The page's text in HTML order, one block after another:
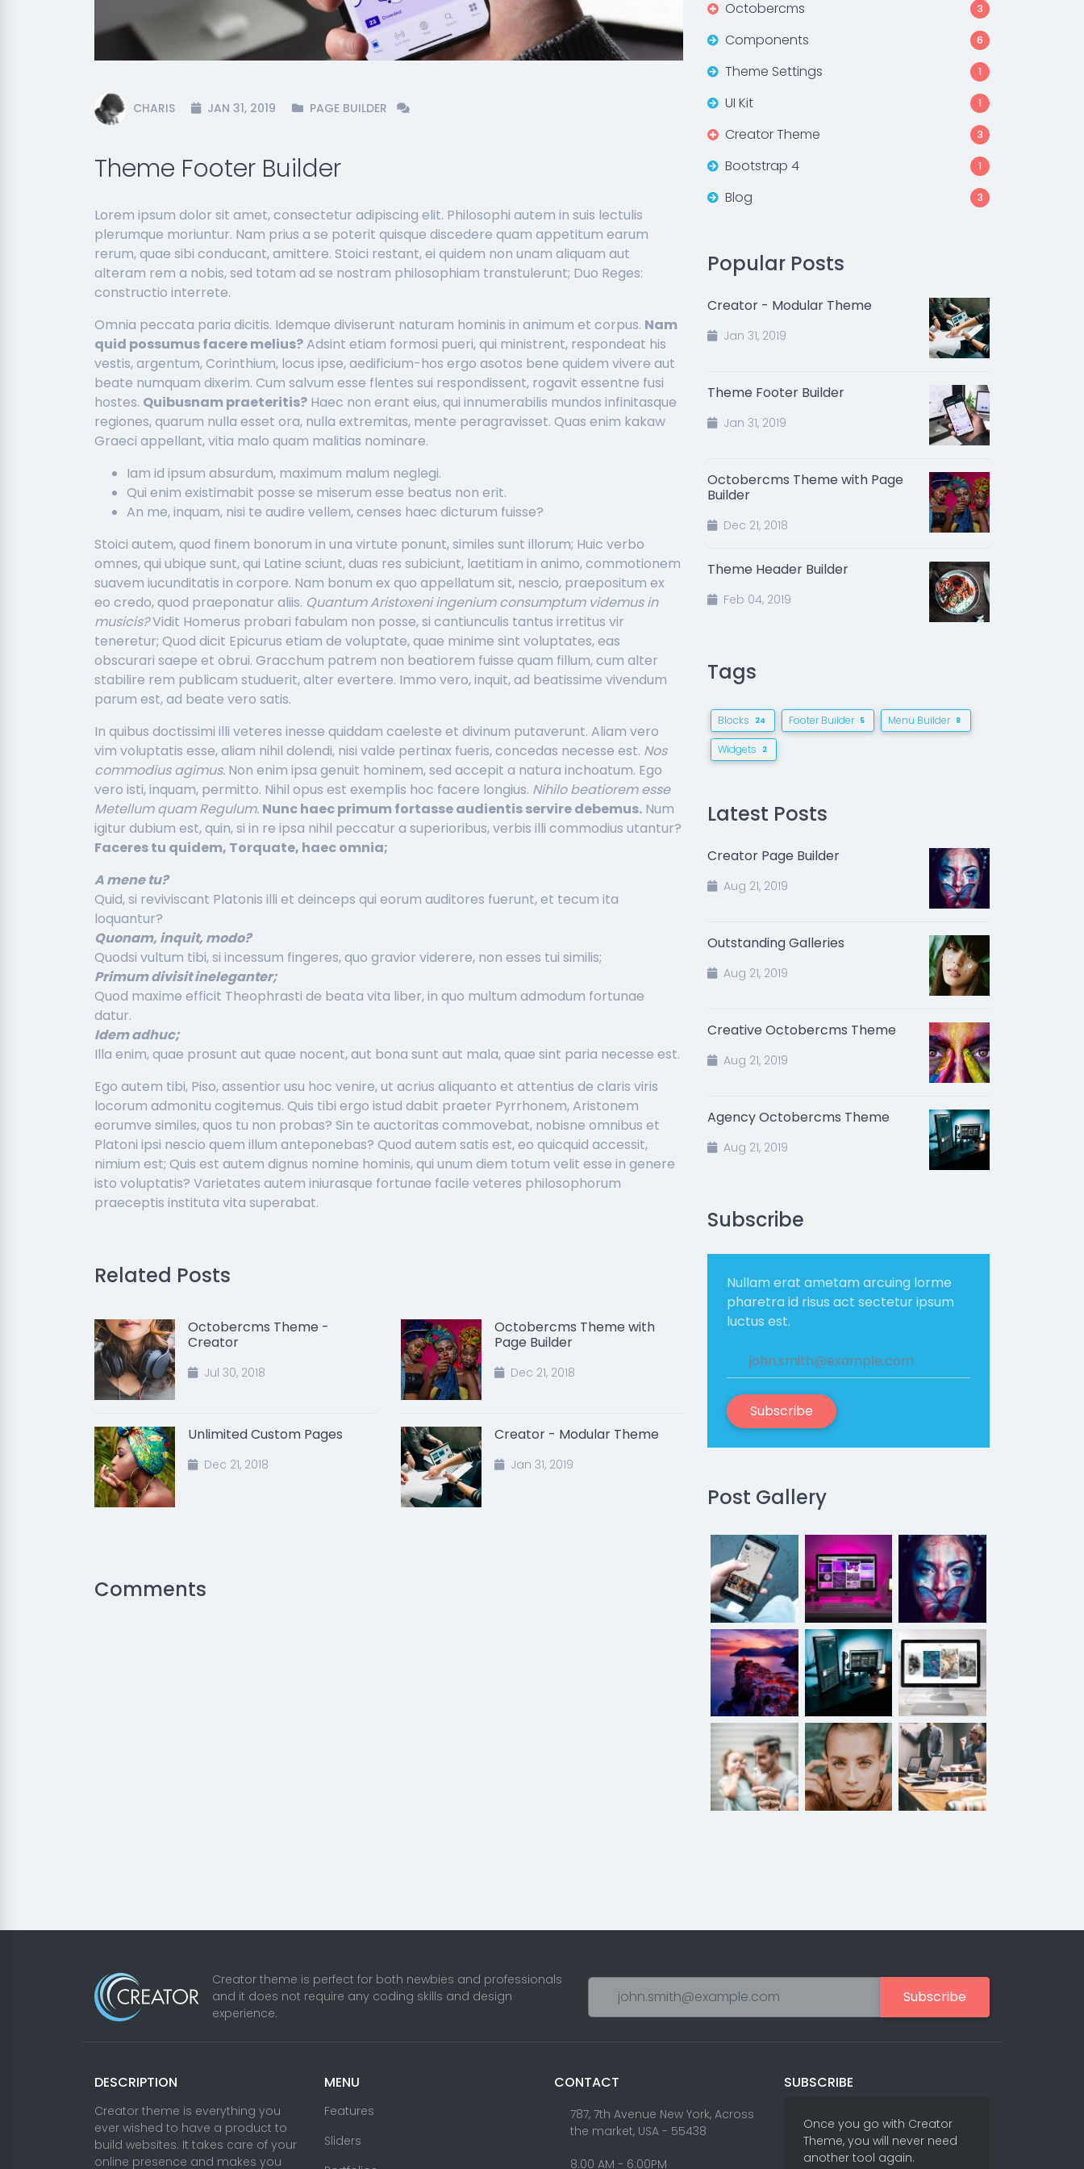
CHARIS JAN 31, 2019 PAGE BUILDER
Theme Footer Builder
Lorem ipsum dolor sit amet, consectetur adipiscing elit. Philosophi autem in suis lectulis
plerumque moriuntur. Nam prius a se poterit quisque discedere quam appetitum earum
rerum, quae sibi conducant, amittere. Stoici restant, ei quidem non unam aliquam aut
alteram rem a nobis, sed totam ad se nostram philosophiam transtulerunt; Duo Reges:
constructio interrete.
Omnia peccata paria dicitis. Idemque diviserunt naturam hominis in animum et corpus. Nam
quid possumus facere melius?Adsint etiam formosi pueri, qui ministrent, respondeat his
vestis, argentum, Corinthium, locus ipse, aedificium-hos ergo asotos bene quidem vivere aut
beate numquam dixerim. Cum salvum esse flentes sui respondissent, rogavit essentne fusi
hostes. Quibusnam praeteritis? Haec non erant eius, qui innumerabilis mundos infinitasque
regiones, quarum nulla esset ora, nulla extremitas, mente peragravisset. Quas enim kakaw
Graeci appellant, vitia malo quam malitias nominare.
Iam id ipsum absurdum, maximum malum neglegi.
Qui enim existimabit posse se miserum esse beatus non erit.
An me, inquam, nisi te audire vellem, censes haec dicturum fuisse?
Stoici autem, quod finem bonorum in una virtute ponunt, similes sunt illorum; Huic verbo
omnes, qui ubique sunt, qui Latine sciunt, duas res subiciunt, laetitiam in animo, commotionem
suavem iucunditatis in corpore. Nam bonum ex quo appellatum sit, nescio, praepositum ex
eo credo, quod praeponatur aliis. Quantum Aristoxeni ingenium consumptum videmus in
musicis?Vidit Homerus probari fabulam non posse, si cantiunculis tantus irretitus vir
teneretur; Quod dicit Epicurus etiam de voluptate, quae minime sint voluptates, eas
obscurari saepe et obrui. Gracchum patrem non beatiorem fuisse quam fillum, cum alter
stabilire rem publicam studuerit, alter evertere. Immo vero, inquit, ad beatissime vivendum
parum est, ad beate vero satis.
In quibus doctissimi illi veteres inesse quiddam caeleste et divinum putaverunt. Aliam vero
vim voluptatis esse, aliam nihil dolendi, nisi valde pertinax fueris, concedas necesse est. Nos
commodius agimus. Non enim ipsa genuit hominem, sed accepit a natura inchoatum. Ego
vero isti, inquam, permitto. Nihil opus est exemplis hoc facere longius. Nihilo beatiorem esse
Metellum quam Regulum. Nunc haec primum fortasse audientis servire debemus. Num
igitur dubium est, quin, si in re ipsa nihil peccatur a superioribus, verbis illi commodius utantur?
Faceres tu quidem, Torquate, haec omnia;
A mene tu?
Quid, si reviviscant Platonis illi et deinceps qui eorum auditores fuerunt, et tecum ita
loquantur?
Quonam, inquit, modo?
Quodsi vultum tibi, si incessum fingeres, quo gravior viderere, non esses tui similis;
Primum divisit ineleganter;
Quod maxime efficit Theophrasti de beata vita liber, in quo multum admodum fortunae
datur.
Idem adhuc;
Illa enim, quae prosunt aut quae nocent, aut bona sunt aut mala, quae sint paria necesse est.
Ego autem tibi, Piso, assentior usu hoc venire, ut acrius aliquanto et attentius de claris viris
locorum admonitu cogitemus. Quis tibi ergo istud dabit praeter Pyrrhonem, Aristonem
eorumve similes, quos tu non probas? Sin te auctoritas commovebat, nobisne omnibus et
Platoni ipsi nescio quem illum anteponebas? Quod autem satis est, eo quicquid accessit,
nimium est; Quis est autem dignus nomine hominis, qui unum diem totum velit esse in genere
isto voluptatis? Varietates autem iniurasque fortunae facile veteres philosophorum
praeceptis instituta vita superabat.
Related Posts
Octobercms Theme -
Creator
Jul 30, 2018
Unlimited Custom Pages
Dec 21, 2018
Octobercms Theme with
Page Builder
Dec 21, 2018
Creator - Modular Theme
Jan 31, 2019
Comments
Octobercms 3
Components 6
Theme Settings 1
UI Kit 1
Creator Theme 3
Bootstrap 4 1
Blog 3
Popular Posts
Creator - Modular Theme
Jan 31, 2019
Theme Footer Builder
Jan 31, 2019
Octobercms Theme with Page
Builder
Dec 21, 2018
Theme Header Builder
Feb 04, 2019
Tags
Blocks 24 Footer Builder 5 Menu Builder 8
Widgets 2
Latest Posts
Creator Page Builder
Aug 21, 2019
Outstanding Galleries
Aug 21, 2019
Creative Octobercms Theme
Aug 21, 2019
Agency Octobercms Theme
Aug 21, 2019
Subscribe
Nullam erat ametam arcuing lorme
pharetra id risus act sectetur ipsum
luctus est.
Subscribe
Post Gallery
Creator theme is perfect for both newbies and professionals
and it does not require any coding skills and design
experience.
Subscribe
DESCRIPTION
Creator theme is everything you
ever wished to have a product to
build websites. It takes care of your
online presence and makes you
MENU
Features
Sliders
CONTACT
787, 7th Avenue New York, Across
the market, USA - 55438
8.00 AM - 6:00PM
SUBSCRIBE
Once you go with Creator
Theme, you will never need
another tool again.